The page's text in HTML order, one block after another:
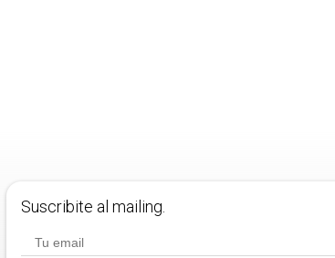
Suscribite al mailing.